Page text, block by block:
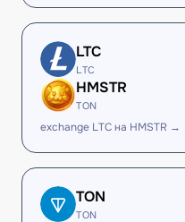
LTC
LTC
HMSTR
TON
exchange LTC на HMSTR →
TON
TON